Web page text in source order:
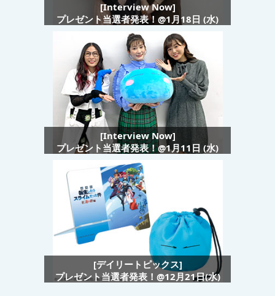
[Interview Now]
プレゼント当選者発表！@1月18日 (水)
[Interview Now]
プレゼント当選者発表！@1月11日 (水)
[デイリートピックス]
プレゼント当選者発表！@12月21日(水)